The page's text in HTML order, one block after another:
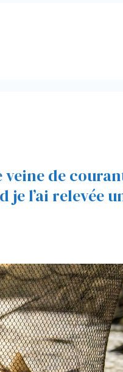
veine de
l’ai relevée